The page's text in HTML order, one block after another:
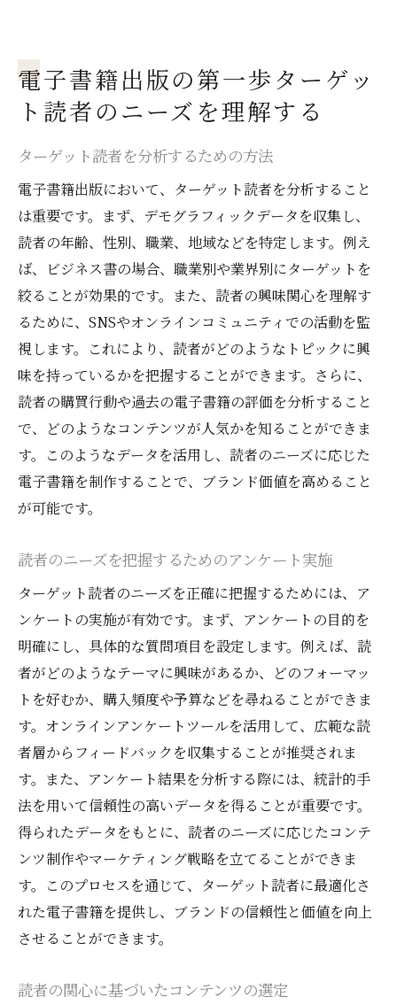
ターゲット読者のプロフィール作成
ニーズに合わせたコンテンツのカスタマイ
ズ
電子書籍出版におけるブランディングカバーデ
ザインの重要性
視覚的な第一印象の影響力
プロのデザイナーを起用する利点
カバーデザインでブランドメッセージを伝
える
色彩とフォントの選定ガイド
読者の目を引くカバーデザインの事例
魅力的なタイトルを選定することで電子書籍出
版の成功を引き寄せる
効果的なタイトルの特徴
SEOを意識したキーワード選定
タイトルが与える読者への第一印象
キャッチーなタイトルのアイデア生成法
タイトルとサブタイトルのバランス
SNSを活用した電子書籍出版後の効果的な情報
主要SNSプラットフォームの選定
SNSプロモーションの計画立案
フォロワーとのエンゲージメントを高める
方法
コンテンツカレンダーの作成方法
ハッシュタグの有効活用術
SNS広告を活用したターゲティング
電子書籍出版でブランドを強化するためのウェ
ブサイト活用術
ウェブサイトの最適化とブランディング
電子書籍出版の第一歩ターゲッ
ト読者のニーズを理解する
ターゲット読者を分析するための方法
電子書籍出版において、ターゲット読者を分析すること
は重要です。まず、デモグラフィックデータを収集し、
読者の年齢、性別、職業、地域などを特定します。例え
ば、ビジネス書の場合、職業別や業界別にターゲットを
絞ることが効果的です。また、読者の興味関心を理解す
るために、SNSやオンラインコミュニティでの活動を監
視します。これにより、読者がどのようなトピックに興
味を持っているかを把握することができます。さらに、
読者の購買行動や過去の電子書籍の評価を分析すること
で、どのようなコンテンツが人気かを知ることができま
す。このようなデータを活用し、読者のニーズに応じた
電子書籍を制作することで、ブランド価値を高めること
が可能です。
読者のニーズを把握するためのアンケート実施
ターゲット読者のニーズを正確に把握するためには、ア
ンケートの実施が有効です。まず、アンケートの目的を
明確にし、具体的な質問項目を設定します。例えば、読
者がどのようなテーマに興味があるか、どのフォーマッ
トを好むか、購入頻度や予算などを尋ねることができま
す。オンラインアンケートツールを活用して、広範な読
者層からフィードバックを収集することが推奨されま
す。また、アンケート結果を分析する際には、統計的手
法を用いて信頼性の高いデータを得ることが重要です。
得られたデータをもとに、読者のニーズに応じたコンテ
ンツ制作やマーケティング戦略を立てることができま
す。このプロセスを通じて、ターゲット読者に最適化さ
れた電子書籍を提供し、ブランドの信頼性と価値を向上
させることができます。
読者の関心に基づいたコンテンツの選定